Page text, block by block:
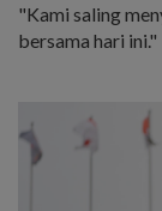
"Kami saling
bersama hari ini."